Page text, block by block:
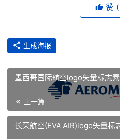
赞
生成海报
墨西哥国际航空logo矢量标志
上一篇
长荣航空(EVA AIR)logo矢量标